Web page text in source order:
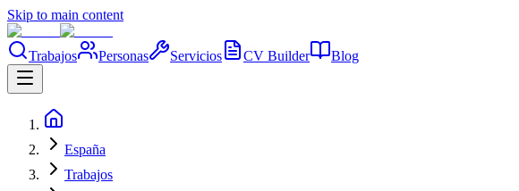
Skip to main content
Trabajos Personas Servicios CV Builder Blog
España
Trabajos